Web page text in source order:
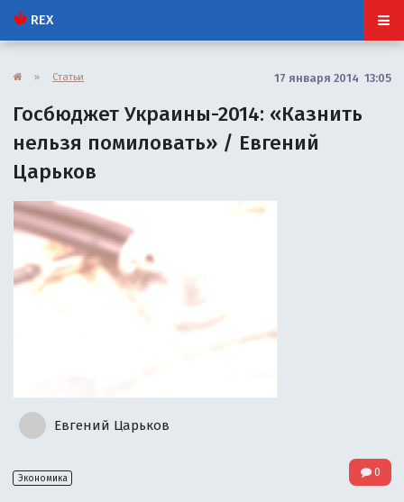
REX
» Статьи 17 января 2014 13:05
Госбюджет Украины-2014: «Казнить
нельзя помиловать» / Евгений
Царьков
Евгений Царьков
Экономика 0